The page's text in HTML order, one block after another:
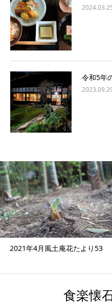
令和5年
謹賀新年 Happy New Year
食楽懐